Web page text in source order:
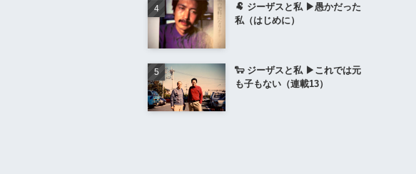
🐏 ジーザスと私 ▶︎愚かだった
私（はじめに）
🐑 ジーザスと私 ▶︎これでは元
も子もない（連載13）